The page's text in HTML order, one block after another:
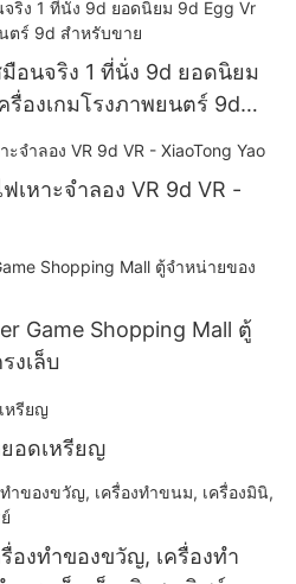
อนจริง 1 ที่นั่ง 9d ยอดนิยม
รื่องเกมโรงภาพยนตร์ 9d
เหาะจำลอง VR 9d VR -
Game Shopping Mall ตู้
งเล็บ
ยอดเหรียญ
องทำของขวัญ, เครื่องทำ